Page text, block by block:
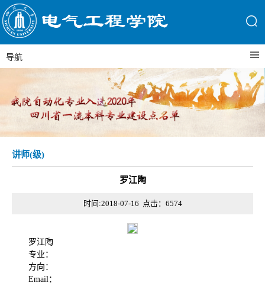
导航
讲师(级)
罗江陶
时间:2018-07-16 点击： 6574
罗江陶
专业：
方向：
Email：